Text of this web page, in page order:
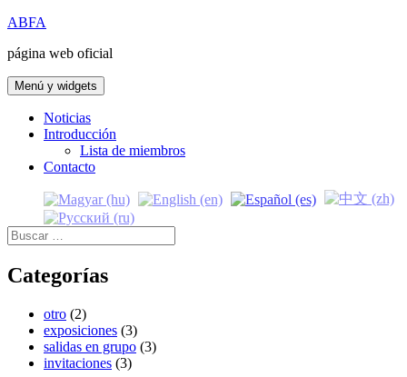
Saltar
contenido
ABFA
página web oficial
Menú y widgets
Noticias
Introducción
Lista de miembros
Contacto
Buscar:
Categorías
otro (2)
exposiciones (3)
salidas en grupo (3)
invitaciones (3)